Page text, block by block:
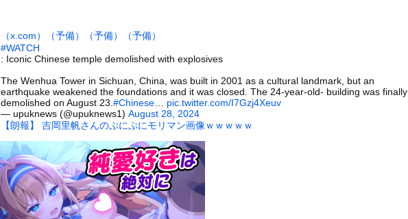
海面水温が平年より2.6℃高い異常事態！ 観測史上最強クラスの「スーパーエルニーニョ...
【画像】滋賀の可愛すぎる学生さん、甲子園で発見される
勢いよく放水しているところに顔面から突っ込む女性
【動画】ヒョウ2頭が木に登って激しい戦い
【黒歴史】こういう昔の大学ヤリサーの流出エロ動画（顔出し）が一番抜ける
ケンタッキーとか言う唐揚げ屋ｗｗｗｗｗ
【画像】このAVが性癖ブッ刺さりで精子ドクドク作られるわｗｗｗｗ
【悲報】味噌ラーメンで行列、出来ない
【中国】男の子が爆竹に点火 マンホールが爆発しふた吹き飛ぶ
（x.com） （予備） （予備）
（予備）
#WATCH
: Iconic Chinese temple demolished with explosives
The Wenhua Tower in Sichuan, China, was built in 2001 as a cultural landmark, but an
earthquake weakened the foundations and it was closed. The 24-year-old- building was finally
demolished on August 23. #Chinese
pic.twitter.com/I7Gzj4Xeuv
— upuknews (@upuknews1) August 28, 2024
【朗報】 吉岡里帆さんのぷにぷにモリマン画像ｗｗｗｗｗ